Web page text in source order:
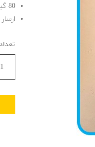
80 گیگابایت حافظه داخلی
تعداد